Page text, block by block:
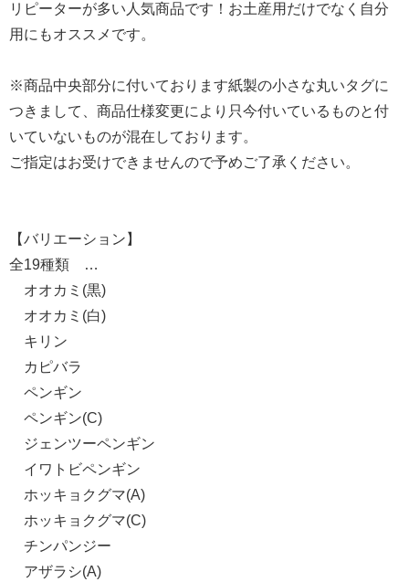
リピーターが多い人気商品です！お土産用だけでなく自分
用にもオススメです。
※商品中央部分に付いております紙製の小さな丸いタグに
つきまして、商品仕様変更により只今付いているものと付
いていないものが混在しております。
ご指定はお受けできませんので予めご了承ください。
【バリエーション】
全19種類 …
オオカミ(黒)
オオカミ(白)
キリン
カピバラ
ペンギン
ペンギン(C)
ジェンツーペンギン
イワトビペンギン
ホッキョクグマ(A)
ホッキョクグマ(C)
チンパンジー
アザラシ(A)